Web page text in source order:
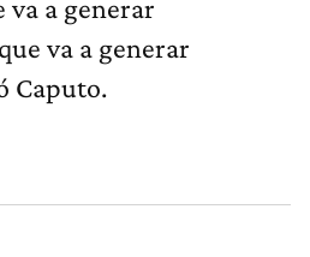
va a generar
va a generar
Caputo.